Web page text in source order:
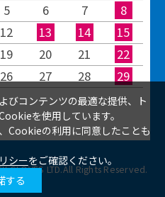
5 6 7
8
12 13 14
15
19 20 21
22
26 27 28
29
GLOVES LTD.All Rights Reserved.
びコンテンツの最適な提供、ト
を使用しています。
Cookieの利用に同意したことも
シーをご確認ください。
する